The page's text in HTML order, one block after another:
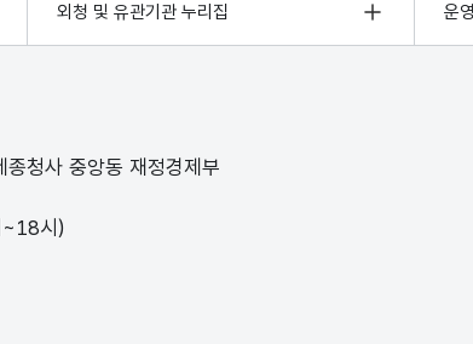
외청 및 유관기관 누리집 운
청사 중앙동 재정경제부
시)